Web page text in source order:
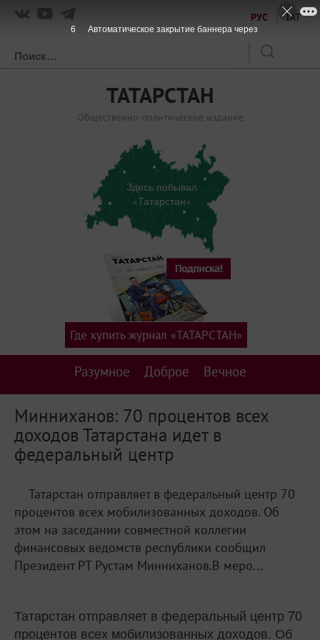
РУС ТАТ
ТАТАРСТАН
Общественно-политическое издание
Здесь побывал
«Татарстан»
Разумное Доброе Вечное
Где купить журнал «ТАТАРСТАН»
Минниханов: 70 процентов всех
доходов Татарстана идет в
федеральный центр
Татарстан отправляет в федеральный центр 70
процентов всех мобилизованных доходов. Об
этом на заседании совместной коллегии
финансовых ведомств республики сообщил
Президент РТ Рустам Минниханов.В меро...
Татарстан отправляет в федеральный центр 70
процентов всех мобилизованных доходов. Об
6 Автоматическое закрытие баннера через